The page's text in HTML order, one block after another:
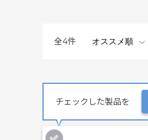
全4件
チェックした製品を